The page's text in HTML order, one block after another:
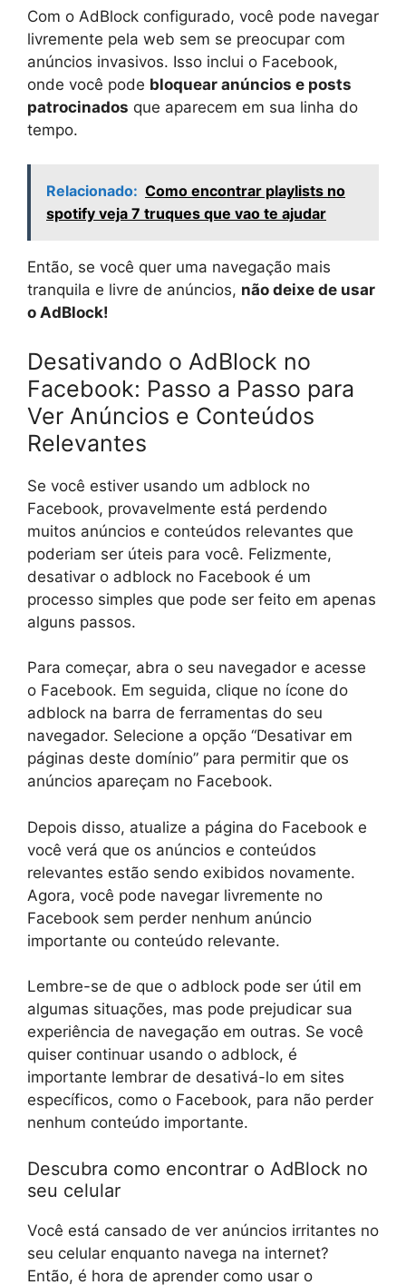
Com o AdBlock configurado, você pode navegar
livremente pela web sem se preocupar com
anúncios invasivos. Isso inclui o Facebook,
onde você pode bloquear anúncios e posts
patrocinados que aparecem em sua linha do
tempo.
Relacionado: Como encontrar playlists no
spotify veja 7 truques que vao te ajudar
Então, se você quer uma navegação mais
tranquila e livre de anúncios, não deixe de usar
o AdBlock!
Desativando o AdBlock no
Facebook: Passo a Passo para
Ver Anúncios e Conteúdos
Relevantes
Se você estiver usando um adblock no
Facebook, provavelmente está perdendo
muitos anúncios e conteúdos relevantes que
poderiam ser úteis para você. Felizmente,
desativar o adblock no Facebook é um
processo simples que pode ser feito em apenas
alguns passos.
Para começar, abra o seu navegador e acesse
o Facebook. Em seguida, clique no ícone do
adblock na barra de ferramentas do seu
navegador. Selecione a opção “Desativar em
páginas deste domínio” para permitir que os
anúncios apareçam no Facebook.
Depois disso, atualize a página do Facebook e
você verá que os anúncios e conteúdos
relevantes estão sendo exibidos novamente.
Agora, você pode navegar livremente no
Facebook sem perder nenhum anúncio
importante ou conteúdo relevante.
Lembre-se de que o adblock pode ser útil em
algumas situações, mas pode prejudicar sua
experiência de navegação em outras. Se você
quiser continuar usando o adblock, é
importante lembrar de desativá-lo em sites
específicos, como o Facebook, para não perder
nenhum conteúdo importante.
Descubra como encontrar o AdBlock no
seu celular
Você está cansado de ver anúncios irritantes no
seu celular enquanto navega na internet?
Então, é hora de aprender como usar o